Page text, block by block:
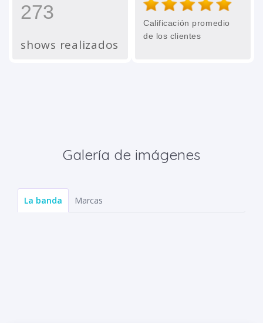
273
shows realizados
Calificación promedio
de los clientes
Galería de imágenes
La banda Marcas